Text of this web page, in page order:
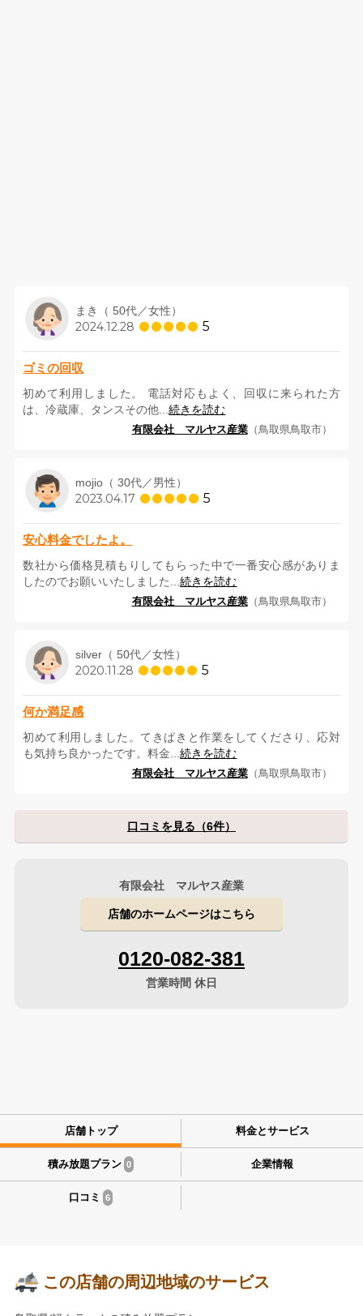
まき（ 50代／女性）
2024.12.28 5
ゴミの回収
初めて利用しました。 電話対応もよく、回収に来られた方
は、冷蔵庫、タンスその他...続きを読む
有限会社 マルヤス産業（鳥取県鳥取市）
mojio（ 30代／男性）
2023.04.17 5
安心料金でしたよ。
数社から価格見積もりしてもらった中で一番安心感がありま
したのでお願いいたしました...続きを読む
有限会社 マルヤス産業（鳥取県鳥取市）
silver（ 50代／女性）
2020.11.28 5
何か満足感
初めて利用しました。てきぱきと作業をしてくださり、応対
も気持ち良かったです。料金...続きを読む
有限会社 マルヤス産業（鳥取県鳥取市）
口コミを見る（6件）
有限会社 マルヤス産業
店舗のホームページはこちら
0120-082-381
営業時間 休日
店舗トップ 料金とサービス
積み放題プラン 0 企業情報
口コミ 6
この店舗の周辺地域のサービス